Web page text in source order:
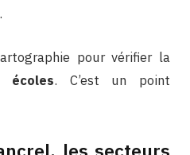
pour vérifier la
écoles. C’est un point